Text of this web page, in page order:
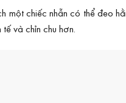
một chiếc nhẫn có thể đeo
và chỉn chu hơn.